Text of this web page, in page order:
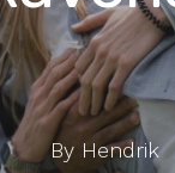
By Hendrik